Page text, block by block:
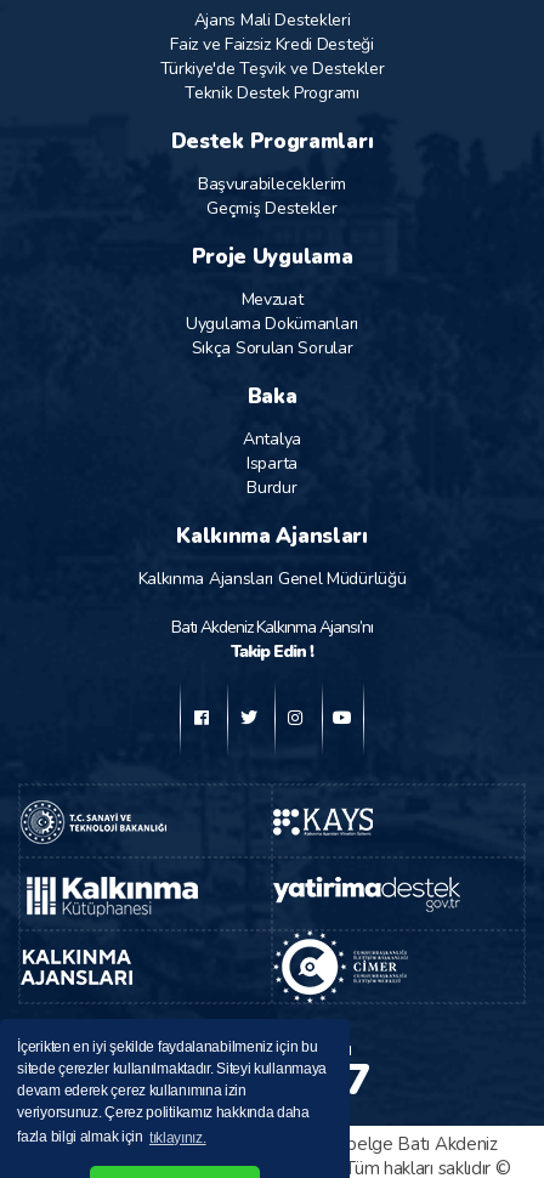
İçerikten en iyi şekilde faydalanabilmeniz için bu
sitede çerezler kullanılmaktadır. Siteyi kullanmaya
devam ederek çerez kullanımına izin
veriyorsunuz. Çerez politikamız hakkında daha
fazla bilgi almak için tıklayınız.
Ajans Mali Destekleri
Faiz ve Faizsiz Kredi Desteği
Türkiye'de Teşvik ve Destekler
Teknik Destek Programı
Destek Programları
Başvurabileceklerim
Geçmiş Destekler
Proje Uygulama
Mevzuat
Uygulama Dokümanları
Sıkça Sorulan Sorular
Baka
Antalya
Isparta
Burdur
Kalkınma Ajansları
Kalkınma Ajansları Genel Müdürlüğü
Batı Akdeniz Kalkınma Ajansı’nı
Takip Edin !
BAKADestek Hattı
0246 224 37 37
Bu sitede yayınlanan her türlü bilgi ve belge Batı Akdeniz
Kalkınma Ajansı tarafından sağlanmıştır. Tüm hakları saklıdır ©